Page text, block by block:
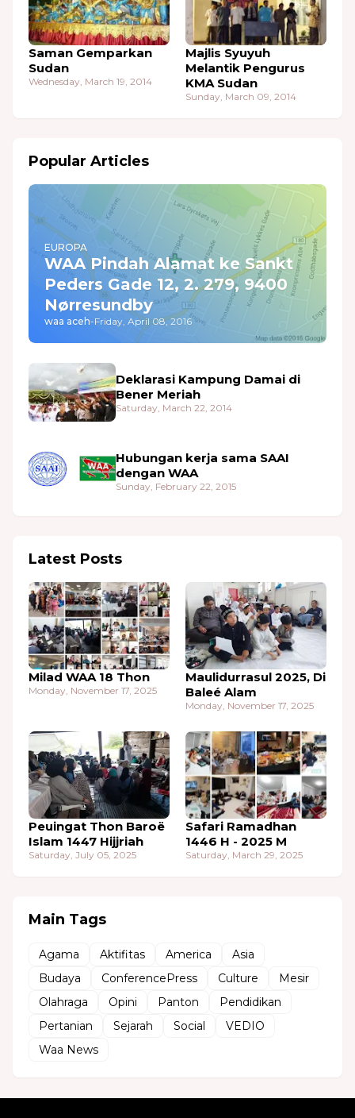
Saman Gemparkan
Sudan
Wednesday, March 19, 2014
Majlis Syuyuh
Melantik Pengurus
KMA Sudan
Sunday, March 09, 2014
Popular Articles
EUROPA
WAA Pindah Alamat ke Sankt
Peders Gade 12, 2. 279, 9400
Nørresundby
waa aceh-Friday, April 08, 2016
Deklarasi Kampung Damai di
Bener Meriah
Saturday, March 22, 2014
Hubungan kerja sama SAAI
dengan WAA
Sunday, February 22, 2015
Latest Posts
Milad WAA 18 Thon
Monday, November 17, 2025
Maulidurrasul 2025, Di
Baleé Alam
Monday, November 17, 2025
Peuingat Thon Baroë
Islam 1447 Hijjriah
Saturday, July 05, 2025
Safari Ramadhan
1446 H - 2025 M
Saturday, March 29, 2025
Main Tags
Agama Aktifitas America
Asia
Budaya
ConferencePress Culture
Mesir
Olahraga
Opini Panton
Pendidikan
Pertanian
Sejarah Social
VEDIO
Waa News